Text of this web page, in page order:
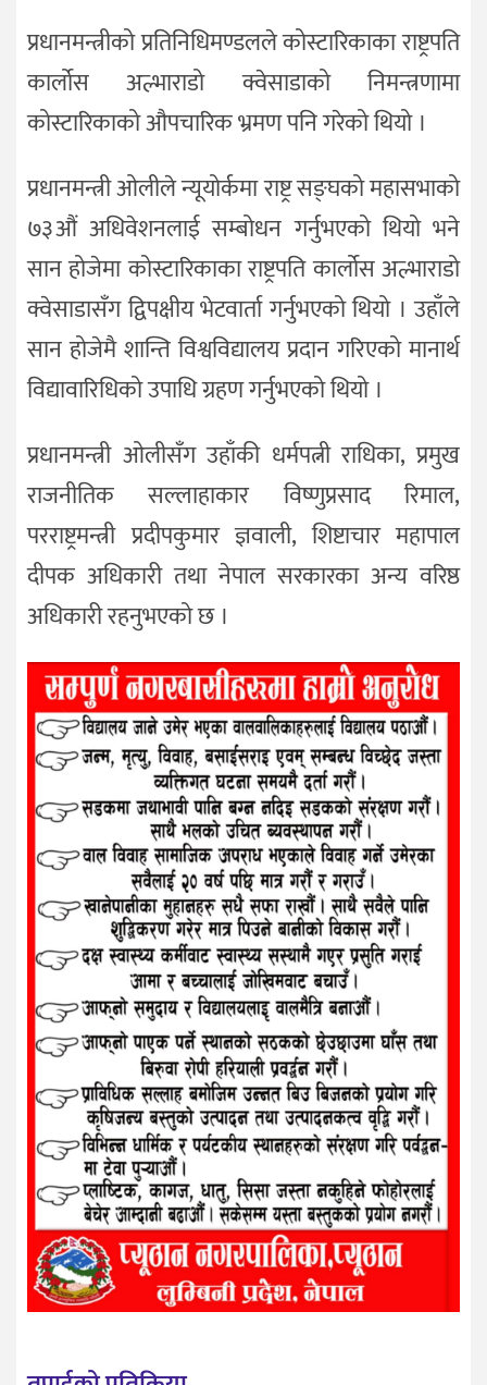
प्रधानमन्त्रीको प्रतिनिधिमण्डलले कोस्टारिकाका राष्ट्रपति
कार्लोस अल्भाराडो क्वेसाडाको निमन्त्रणामा
कोस्टारिकाको औपचारिक भ्रमण पनि गरेको थियो ।
प्रधानमन्त्री ओलीले न्यूयोर्कमा राष्ट्र सङ्घको महासभाको
७३औं अधिवेशनलाई सम्बोधन गर्नुभएको थियो भने
सान होजेमा कोस्टारिकाका राष्ट्रपति कार्लोस अल्भाराडो
क्वेसाडासँग द्विपक्षीय भेटवार्ता गर्नुभएको थियो । उहाँले
सान होजेमै शान्ति विश्वविद्यालय प्रदान गरिएको मानार्थ
विद्यावारिधिको उपाधि ग्रहण गर्नुभएको थियो ।
प्रधानमन्त्री ओलीसँग उहाँकी धर्मपत्नी राधिका, प्रमुख
राजनीतिक सल्लाहाकार विष्णुप्रसाद रिमाल,
परराष्ट्रमन्त्री प्रदीपकुमार ज्ञवाली, शिष्टाचार महापाल
दीपक अधिकारी तथा नेपाल सरकारका अन्य वरिष्ठ
अधिकारी रहनुभएको छ ।